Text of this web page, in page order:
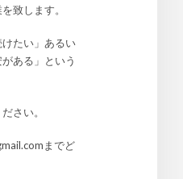
致します。
けたい」あるい
ある」という
さい。
までど